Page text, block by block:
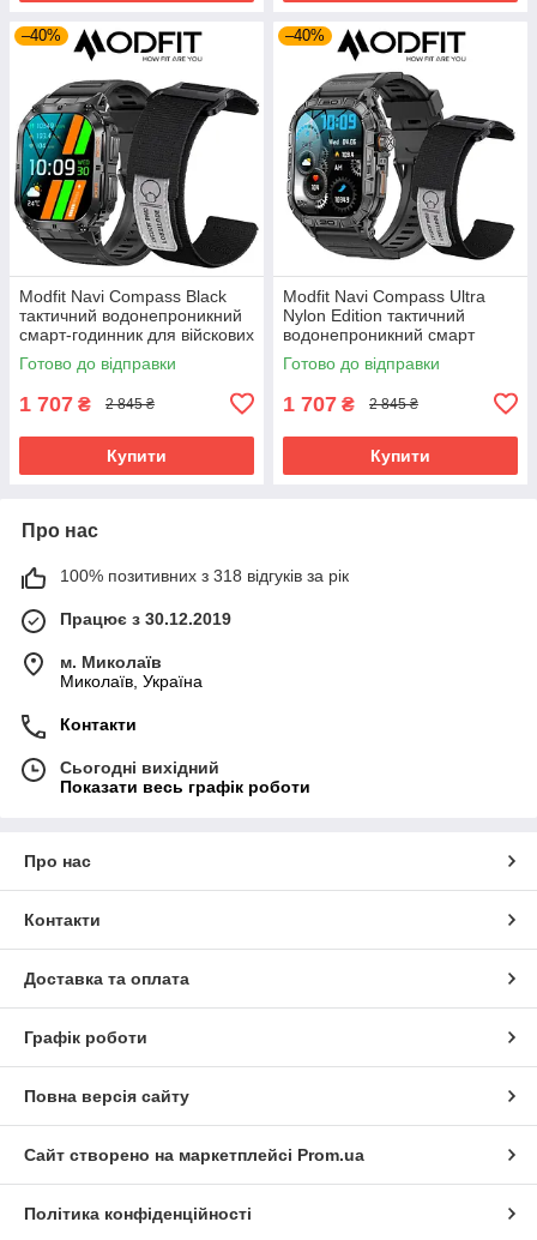
–40%
Modfit Navi Compass Black
тактичний водонепроникний
смарт-годинник для війскових
із компасом
Готово до відправки
1 707 ₴ 2 845 ₴
Купити
–40%
Modfit Navi Compass Ultra
Nylon Edition тактичний
водонепроникний смарт
годинник для війскових з
компасом
Готово до відправки
1 707 ₴ 2 845 ₴
Купити
Про нас
100% позитивних з 318 відгуків за рік
Працює з 30.12.2019
м. Миколаїв
Миколаїв, Україна
Контакти
Сьогодні вихідний
Показати весь графік роботи
Про нас
Контакти
Доставка та оплата
Графік роботи
Повна версія сайту
Сайт створено на маркетплейсі Prom.ua
Політика конфіденційності